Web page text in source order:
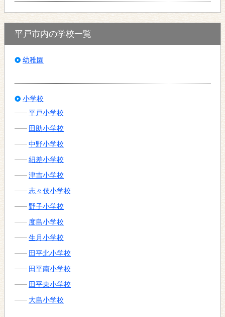
平戸市内の学校一覧
幼稚園
小学校
平戸小学校
田助小学校
中野小学校
紐差小学校
津吉小学校
志々伎小学校
野子小学校
度島小学校
生月小学校
田平北小学校
田平南小学校
田平東小学校
大島小学校